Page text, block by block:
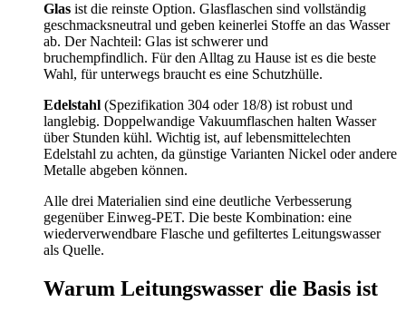
Glas ist die reinste Option. Glasflaschen sind vollständig
geschmacksneutral und geben keinerlei Stoffe an das Wasser
ab. Der Nachteil: Glas ist schwerer und
bruchempfindlich. Für den Alltag zu Hause ist es die beste
Wahl, für unterwegs braucht es eine Schutzhülle.
Edelstahl (Spezifikation 304 oder 18/8) ist robust und
langlebig. Doppelwandige Vakuumflaschen halten Wasser
über Stunden kühl. Wichtig ist, auf lebensmittelechten
Edelstahl zu achten, da günstige Varianten Nickel oder andere
Metalle abgeben können.
Alle drei Materialien sind eine deutliche Verbesserung
gegenüber Einweg-PET. Die beste Kombination: eine
wiederverwendbare Flasche und gefiltertes Leitungswasser
als Quelle.
Warum Leitungswasser die Basis ist